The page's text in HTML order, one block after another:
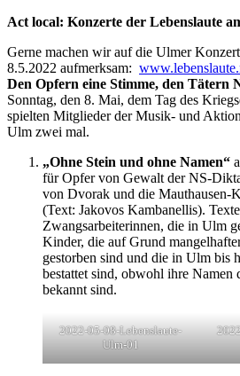
Act local: Konzerte der Lebenslaute
Gerne machen wir auf die Ulmer
8.5.2022 aufmerksam:
Den Opfern eine Stimme, den Tätern
Sonntag, den 8. Mai, dem Tag des
spielten Mitglieder der Musik- und
Ulm zwei mal.
„Ohne Stein und ohne Namen“
für Opfer von Gewalt der NS-
von Dvorak und die Mauthausen-
(Text: Jakovos Kambanellis).
Zwangsarbeiterinnen, die in Ulm
Kinder, die auf Grund
gestorben sind und die in Ulm bis
bestattet sind, obwohl ihre Namen
bekannt sind.
2022-05-08-Lebenslaute-
Ulm-01